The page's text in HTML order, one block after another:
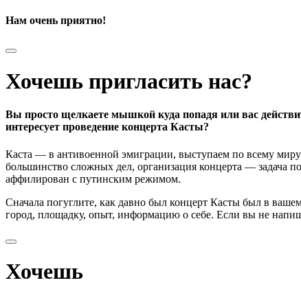
Нам очень приятно!
Хочешь пригласить нас?
Вы просто щелкаете мышкой куда попадя или вас
интересует проведение концерта Касты?
Каста — в антивоенной эмиграции, выступаем по всему
большинство сложных дел, организация концерта — задача
аффилирован с путинским режимом.
Сначала погуглите, как давно был концерт Касты был в
город, площадку, опыт, информацию о себе. Если вы не
Хочешь